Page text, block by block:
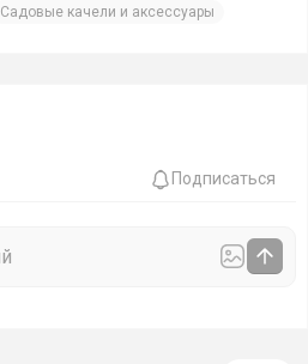
Садовые качели и аксессуары
Подписаться